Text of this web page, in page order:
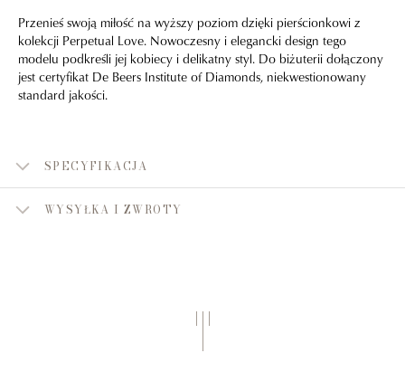
Przenieś swoją miłość na wyższy poziom dzięki pierścionkowi z
kolekcji Perpetual Love. Nowoczesny i elegancki design tego
modelu podkreśli jej kobiecy i delikatny styl. Do biżuterii dołączony
jest certyfikat De Beers Institute of Diamonds, niekwestionowany
standard jakości.
SPECYFIKACJA
WYSYŁKA I ZWROTY